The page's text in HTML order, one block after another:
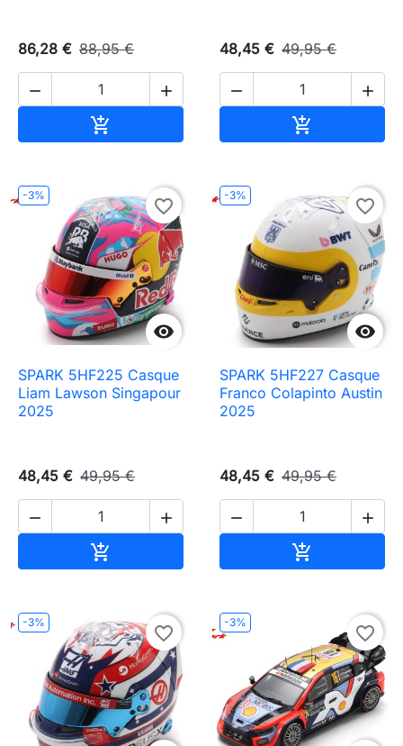
86,28 € 88,95 €
 

48,45 € 49,95 €
 

-3%

favorite_border
SPARK 5HF225 Casque
Liam Lawson Singapour
2025
48,45 € 49,95 €
 

-3%

favorite_border
SPARK 5HF227 Casque
Franco Colapinto Austin
2025
48,45 € 49,95 €
 

-3%
favorite_border
-3%
favorite_border